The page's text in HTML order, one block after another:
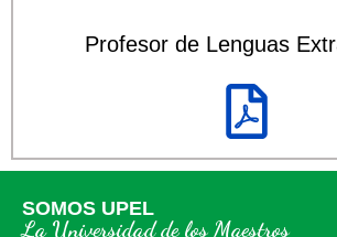
Profesor de Lenguas
SOMOS UPEL
La Universidad de los Maestros